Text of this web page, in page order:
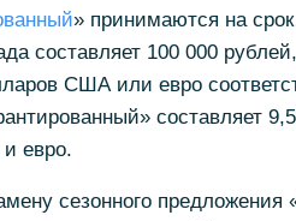
» принимаются на
составляет 100 000
США или евро
составляет
евро.
сезонного предложения